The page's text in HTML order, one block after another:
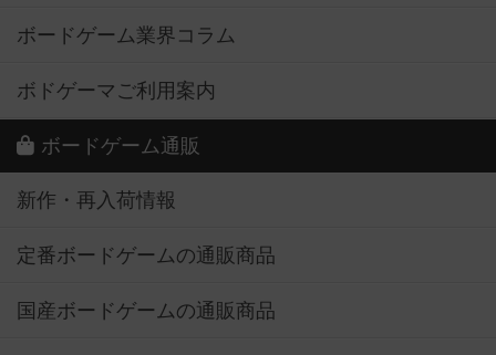
ボードゲーム業界コラム
ボドゲーマご利用案内
ボードゲーム通販
新作・再入荷情報
定番ボードゲームの通販商品
国産ボードゲームの通販商品